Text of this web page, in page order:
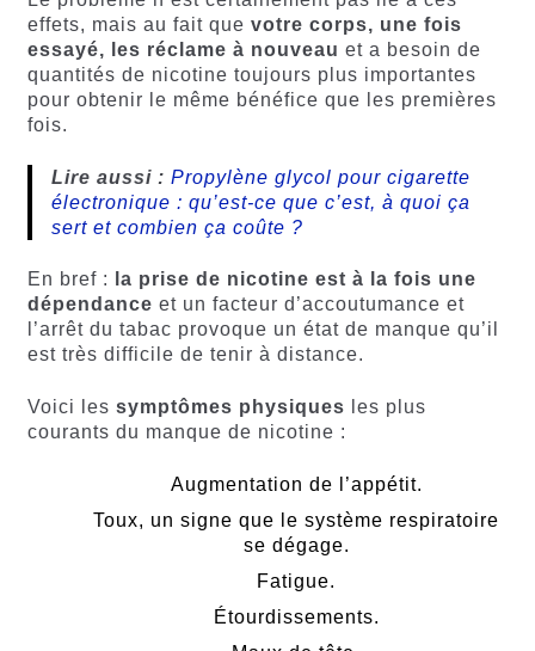
effets, mais au fait que votre corps, une fois
essayé, les réclame à nouveau et a besoin de
quantités de nicotine toujours plus importantes
pour obtenir le même bénéfice que les premières
fois.
Lire aussi : Propylène glycol pour cigarette
électronique : qu’est-ce que c’est, à quoi ça
sert et combien ça coûte ?
En bref :
la prise de nicotine est à la fois une
dépendance et un facteur d’accoutumance et
l’arrêt du tabac provoque un état de manque qu’il
est très difficile de tenir à distance.
Voici les symptômes physiques les plus
courants du manque de nicotine :
Augmentation de l’appétit.
Toux, un signe que le système respiratoire
se dégage.
Fatigue.
Étourdissements.